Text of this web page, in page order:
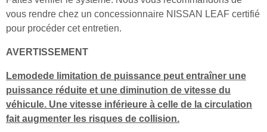
vous rendre chez un concessionnaire NISSAN LEAF certifié
pour procéder cet entretien.
AVERTISSEMENT
Lemodede limitation de puissance peut entraîner une
puissance réduite et une diminution de vitesse du
véhicule. Une vitesse inférieure à celle de la circulation
fait augmenter les risques de collision.